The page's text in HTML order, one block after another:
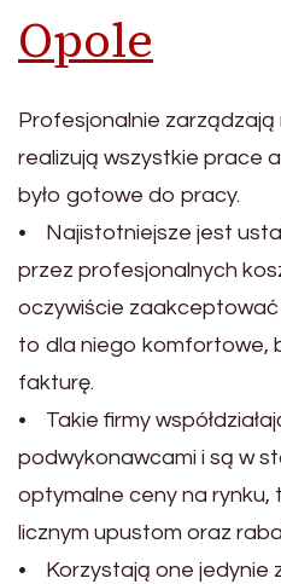
Opole
Profesjonalnie
realizują wszystkie prace
było gotowe do pracy.
• Najistotniejsze jest
przez profesjonalnych
oczywiście
to dla niego komfortowe,
fakturę.
• Takie firmy
podwykonawcami i są w
optymalne ceny na rynku,
licznym upustom oraz
• Korzystają one jedynie